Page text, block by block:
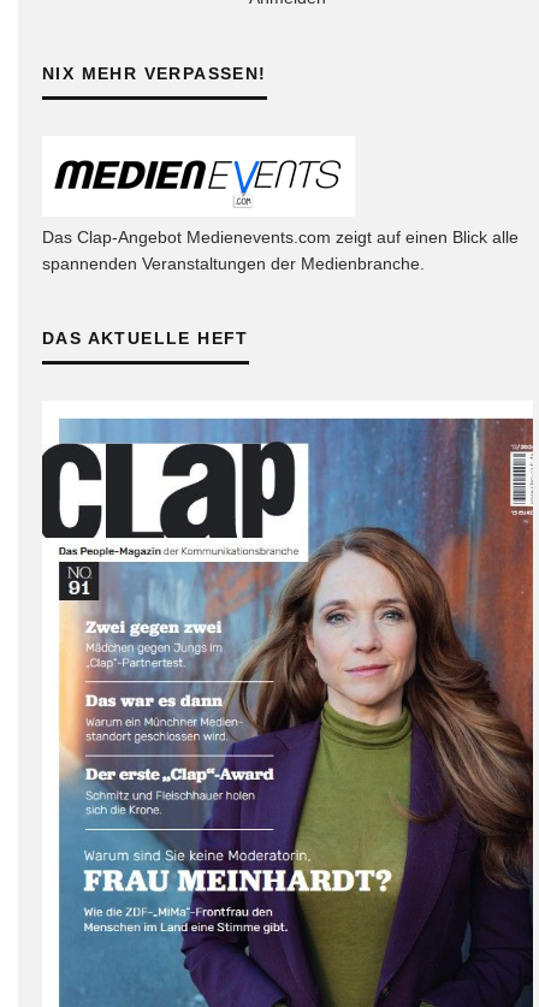
NIX MEHR VERPASSEN!
Das Clap-Angebot Medienevents.com zeigt auf einen Blick alle
spannenden Veranstaltungen der Medienbranche.
DAS AKTUELLE HEFT